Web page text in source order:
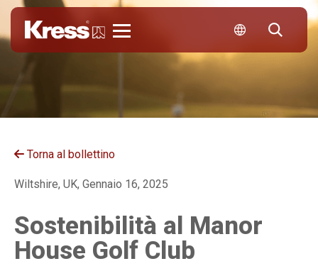
Torna al bollettino
Wiltshire, UK, Gennaio 16, 2025
Sostenibilità al Manor
House Golf Club